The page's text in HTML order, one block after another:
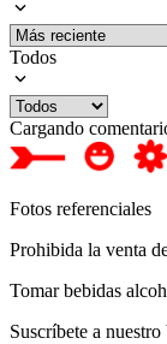
Todos
Cargando
Fotos referenciales
Prohibida la venta
Tomar bebidas
Suscríbete a